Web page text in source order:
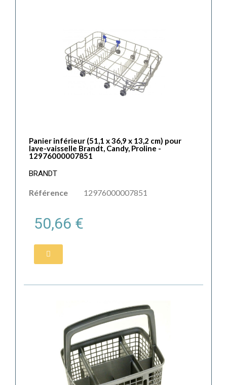
Panier inférieur (51,1 x 36,9 x 13,2 cm) pour
lave-vaisselle Brandt, Candy, Proline -
12976000007851
BRANDT
Référence 12976000007851
50,66 €